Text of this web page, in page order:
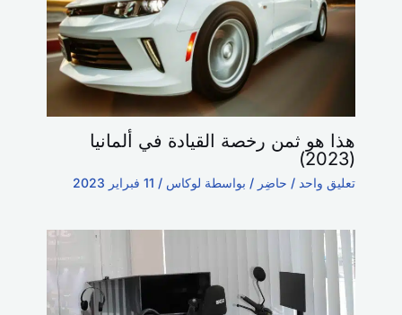
هذا هو ثمن رخصة القيادة في ألمانيا
(2023)
تعليق واحد / حاضِر / بواسطة لوكاس / 11 فبراير 2023